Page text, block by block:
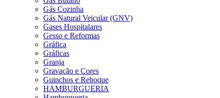
Gás Cozinha
Gás Natural Veicular (GNV)
Gases Hospitalares
Gesso e Reformas
Gráfica
Gráficas
Granja
Gravação e Cores
Guinchos e Reboque
HAMBURGUERIA